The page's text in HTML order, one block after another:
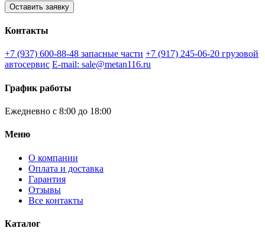
Оставить заявку
Контакты
+7 (937) 600-88-48 запасные части +7 (917) 245-06-20 грузовой
автосервис E-mail: sale@metan116.ru
График работы
Ежедневно с 8:00 до 18:00
Меню
О компании
Оплата и доставка
Гарантия
Отзывы
Все контакты
Каталог